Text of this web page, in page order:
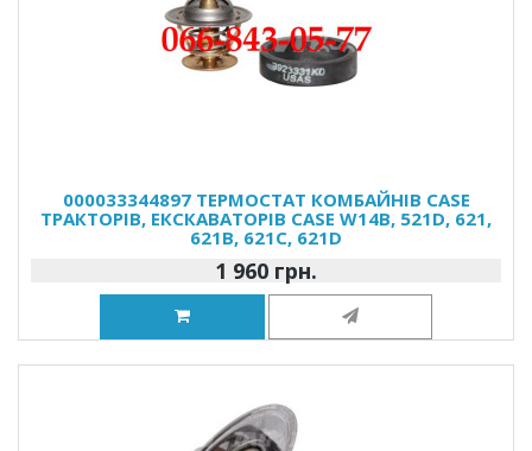
000033344897 ТЕРМОСТАТ КОМБАЙНІВ CASE
ТРАКТОРІВ, ЕКСКАВАТОРІВ CASE W14B, 521D, 621,
621B, 621C, 621D
1 960 грн.